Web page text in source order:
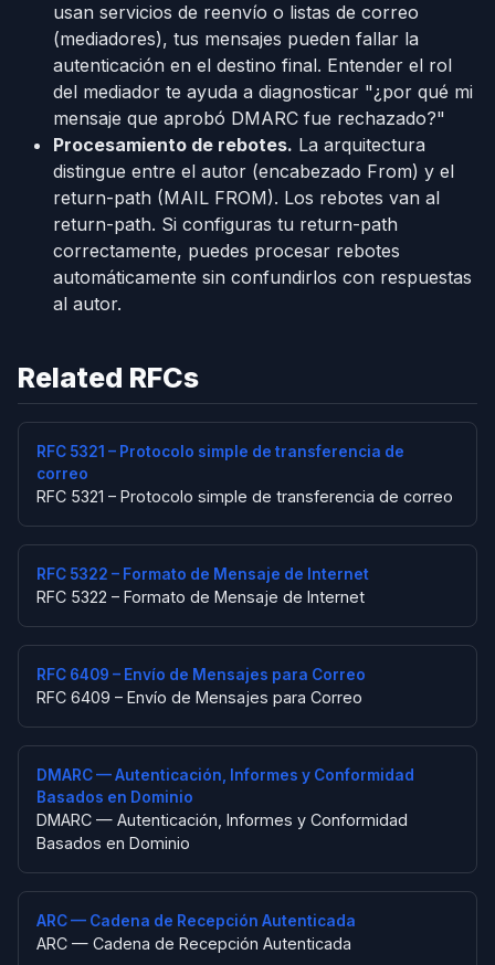
usan servicios de reenvío o listas de correo
(mediadores), tus mensajes pueden fallar la
autenticación en el destino final. Entender el rol
del mediador te ayuda a diagnosticar "¿por qué mi
mensaje que aprobó DMARC fue rechazado?"
Procesamiento de rebotes. La arquitectura
distingue entre el autor (encabezado From) y el
return-path (MAIL FROM). Los rebotes van al
return-path. Si configuras tu return-path
correctamente, puedes procesar rebotes
automáticamente sin confundirlos con respuestas
al autor.
Related RFCs
RFC 5321 – Protocolo simple de transferencia de
correo
RFC 5321 – Protocolo simple de transferencia de correo
RFC 5322 – Formato de Mensaje de Internet
RFC 5322 – Formato de Mensaje de Internet
RFC 6409 – Envío de Mensajes para Correo
RFC 6409 – Envío de Mensajes para Correo
DMARC — Autenticación, Informes y Conformidad
Basados en Dominio
DMARC — Autenticación, Informes y Conformidad
Basados en Dominio
ARC — Cadena de Recepción Autenticada
ARC — Cadena de Recepción Autenticada